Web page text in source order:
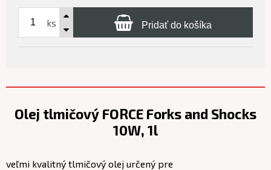
ks Pridať do košíka
Olej tlmičový FORCE Forks and Shocks
10W, 1l
veľmi kvalitný tlmičový olej určený pre